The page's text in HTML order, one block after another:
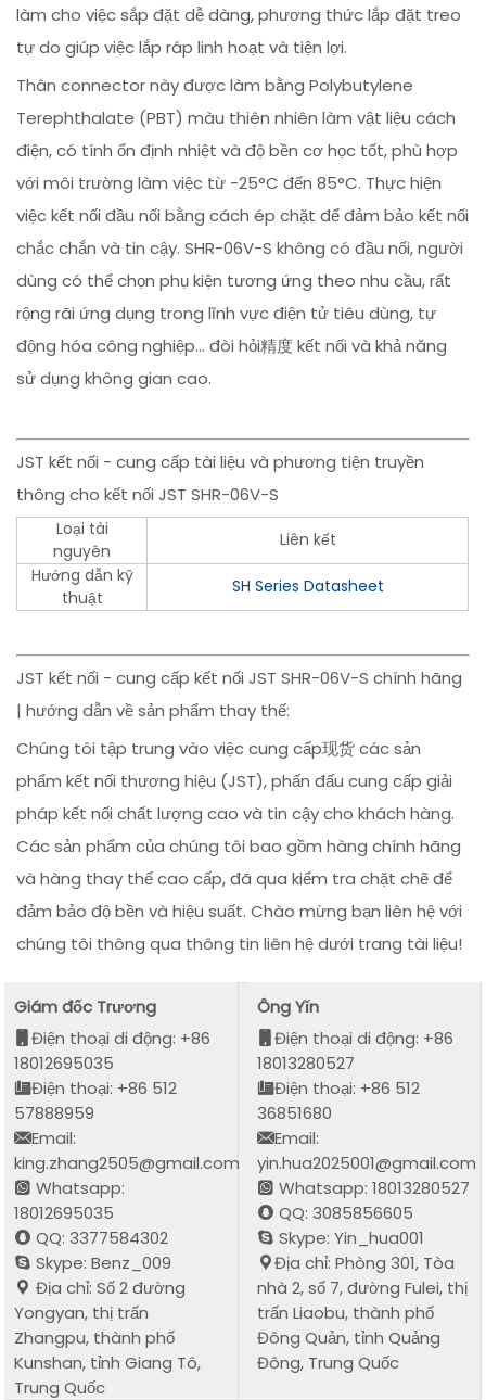
làm cho việc sắp đặt dễ dàng, phương thức lắp đặt treo
tự do giúp việc lắp ráp linh hoạt và tiện lợi.
Thân connector này được làm bằng Polybutylene
Terephthalate (PBT) màu thiên nhiên làm vật liệu cách
điện, có tính ổn định nhiệt và độ bền cơ học tốt, phù hợp
với môi trường làm việc từ -25°C đến 85°C. Thực hiện
việc kết nối đầu nối bằng cách ép chặt để đảm bảo kết nối
chắc chắn và tin cậy. SHR-06V-S không có đầu nối, người
dùng có thể chọn phụ kiện tương ứng theo nhu cầu, rất
rộng rãi ứng dụng trong lĩnh vực điện tử tiêu dùng, tự
động hóa công nghiệp... đòi hỏi精度 kết nối và khả năng
sử dụng không gian cao.
JST kết nối - cung cấp tài liệu và phương tiện truyền
thông cho kết nối JST SHR-06V-S
Loại tài
nguyên
Liên kết
Hướng dẫn kỹ
thuật
SH Series Datasheet
JST kết nối - cung cấp kết nối JST SHR-06V-S chính hãng
| hướng dẫn về sản phẩm thay thế:
Chúng tôi tập trung vào việc cung cấp现货 các sản
phẩm kết nối thương hiệu (JST), phấn đấu cung cấp giải
pháp kết nối chất lượng cao và tin cậy cho khách hàng.
Các sản phẩm của chúng tôi bao gồm hàng chính hãng
và hàng thay thế cao cấp, đã qua kiểm tra chặt chẽ để
đảm bảo độ bền và hiệu suất. Chào mừng bạn liên hệ với
chúng tôi thông qua thông tin liên hệ dưới trang tài liệu!
Giám đốc Trương
Điện thoại di động: +86
18012695035
Điện thoại: +86 512
57888959
Email:
king.zhang2505@gmail.com
Whatsapp:
18012695035
QQ: 3377584302
Skype: Benz_009
Địa chỉ: Số 2 đường
Yongyan, thị trấn
Zhangpu, thành phố
Kunshan, tỉnh Giang Tô,
Trung Quốc
Ông Yǐn
Điện thoại di động: +86
18013280527
Điện thoại: +86 512
36851680
Email:
yin.hua2025001@gmail.com
Whatsapp: 18013280527
QQ: 3085856605
Skype: Yin_hua001
Địa chỉ: Phòng 301, Tòa
nhà 2, số 7, đường Fulei, thị
trấn Liaobu, thành phố
Đông Quản, tỉnh Quảng
Đông, Trung Quốc